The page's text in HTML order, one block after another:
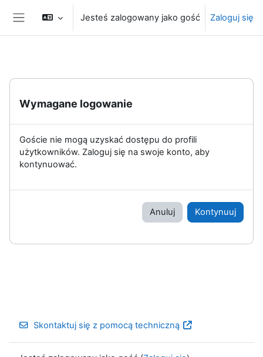
Przejdź do głównej zawartości
Panel boczny
Jesteś zalogowany jako gość Zaloguj się
Wymagane logowanie
Goście nie mogą uzyskać dostępu do profili
użytkowników. Zaloguj się na swoje konto, aby
kontynuować.
Anuluj Kontynuuj
Skontaktuj się z pomocą techniczną